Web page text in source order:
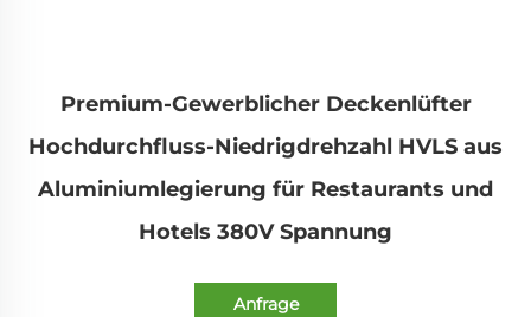
Premium-Gewerblicher Deckenlüfter
Hochdurchfluss-Niedrigdrehzahl HVLS aus
Aluminiumlegierung für Restaurants und
Hotels 380V Spannung
Anfrage